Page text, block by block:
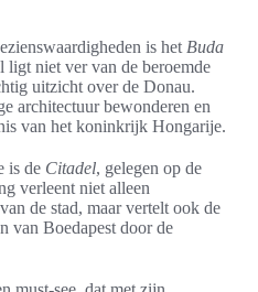
is het Buda
ligt niet ver van de beroemde
uitzicht over de Donau.
architectuur bewonderen en
van het koninkrijk Hongarije.
is de Citadel, gelegen op de
verleent niet alleen
de stad, maar vertelt ook de
van Boedapest door de